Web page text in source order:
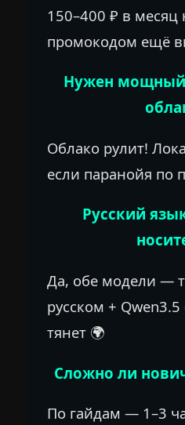
150–400 ₽ в месяц
промокодом ещё
Нужен мощный
Облако рулит!
если паранойя по
Русский
Да, обе модели —
русском +
тянет 🌍
Сложно ли
По гайдам — 1–3